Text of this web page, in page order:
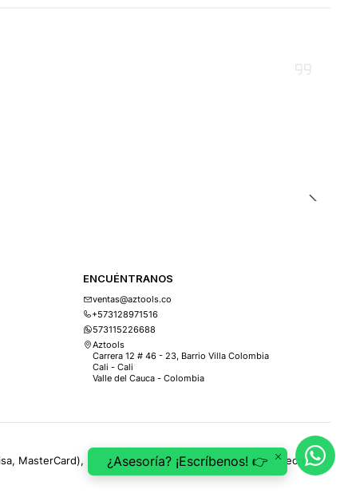
ENCUÉNTRANOS
ventas@aztools.co
+573128971516
573115226688
Aztools
Carrera 12 # 46 - 23, Barrio Villa Colombia
Cali - Cali
Valle del Cauca - Colombia
MasterCard), PSE, ePayco, Mercado Pago, Addi y Sistecrédito.
¿Asesoría? ¡Escríbenos! 👉